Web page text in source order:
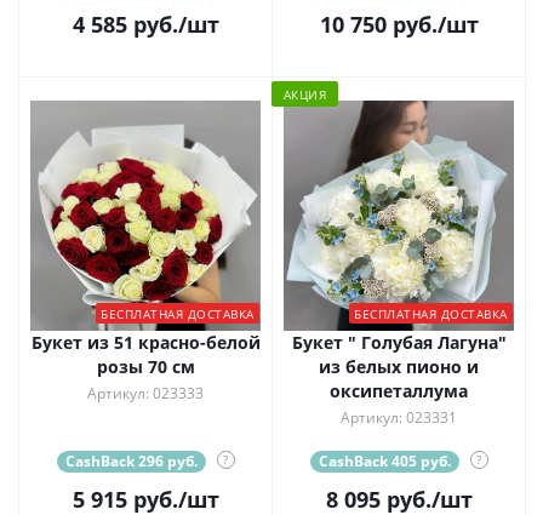
4 585руб./шт 10 750руб./шт
БЕСПЛАТНАЯ ДОСТАВКА
Букет из 51 красно-белой
розы 70 см
Артикул: 023333
CashBack 296 руб. ?
5 915руб./шт
АКЦИЯ
БЕСПЛАТНАЯ ДОСТАВКА
Букет " Голубая Лагуна"
из белых пионо и
оксипеталлума
Артикул: 023331
CashBack 405 руб. ?
8 095руб./шт